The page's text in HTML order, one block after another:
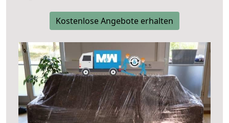
Kostenlose Angebote erhalten